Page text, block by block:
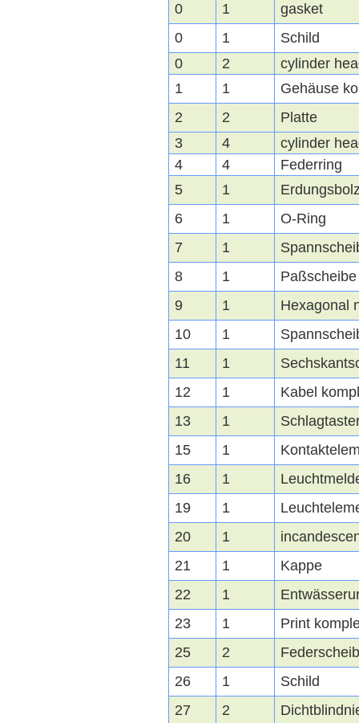
0
1
gasket
0
1
Schild
0
2
cylinder
1
1
Gehäuse
2
2
Platte
3
4
cylinder
4
4
Federring
5
1
6
1
O-Ring
7
1
8
1
Paßscheibe
9
1
Hexagonal
10
1
11
1
12
1
Kabel
13
1
15
1
16
1
19
1
20
1
21
1
Kappe
22
1
23
1
Print
25
2
26
1
Schild
27
2